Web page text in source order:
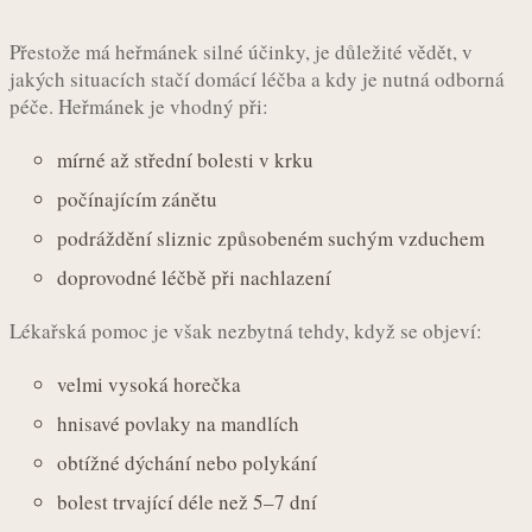
Přestože má heřmánek silné účinky, je důležité vědět, v
jakých situacích stačí domácí léčba a kdy je nutná odborná
péče. Heřmánek je vhodný při:
mírné až střední bolesti v krku
počínajícím zánětu
podráždění sliznic způsobeném suchým vzduchem
doprovodné léčbě při nachlazení
Lékařská pomoc je však nezbytná tehdy, když se objeví:
velmi vysoká horečka
hnisavé povlaky na mandlích
obtížné dýchání nebo polykání
bolest trvající déle než 5–7 dní